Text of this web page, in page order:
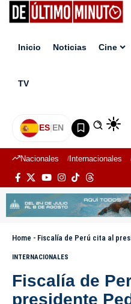
Inicio Noticias Cine
TV
ES|EN
Nacionales Internacionales
Home - Fiscalía de Perú cita al presidente
INTERNACIONALES
Fiscalía de
presidente